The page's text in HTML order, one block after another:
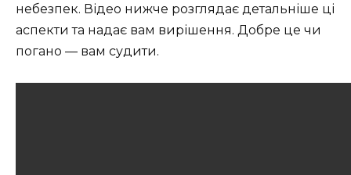
небезпек. Відео нижче розглядає детальніше ці
аспекти та надає вам вирішення. Добре це чи
погано — вам судити.